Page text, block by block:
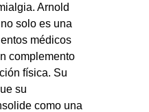
Arnold
solo es una
médicos
complemento
física. Su
su
como una